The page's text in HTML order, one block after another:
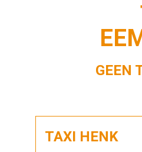
GEEN
TAXI HENK